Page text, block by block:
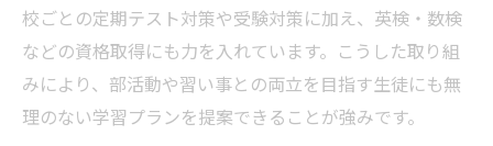
校ごとの定期テスト対策や受験対策に加え、英検・数検
などの資格取得にも力を入れています。こうした取り組
みにより、部活動や習い事との両立を目指す生徒にも無
理のない学習プランを提案できることが強みです。